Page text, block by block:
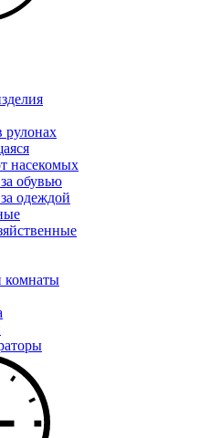
рулонах
насекомых
обувью
одеждой
комнаты